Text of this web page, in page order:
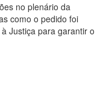
no plenário da
como o pedido foi
Justiça para garantir o